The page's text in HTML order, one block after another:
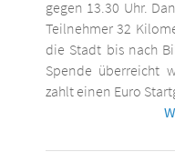
gegen 13.30 Uhr.
Teilnehmer 32
die Stadt bis nach
Spende überreicht
zahlt einen Euro